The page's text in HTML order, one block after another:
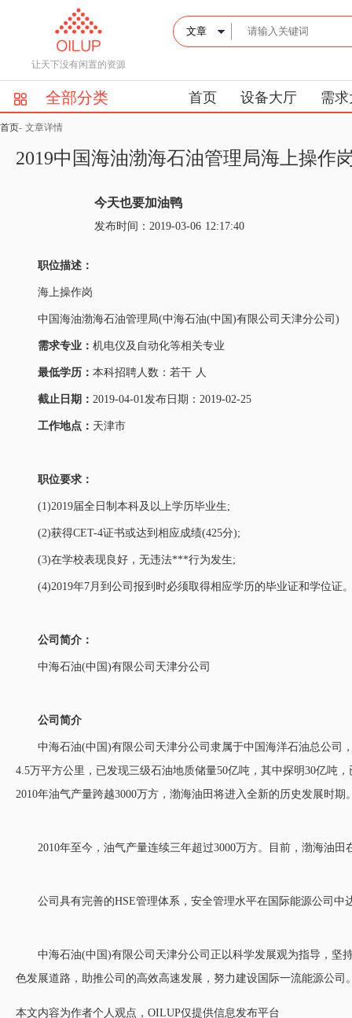
让天下没有闲置的资源
全部分类 首页 设备大厅 需
首页- 文章详情
2019中国海油渤海石油管理局海上操作
今天也要加油鸭
发布时间：2019-03-06 12:17:40
职位描述：
海上操作岗
中国海油渤海石油管理局(中海石油(中国)有限公司天津分公司)
需求专业： 机电仪及自动化等相关专业
最低学历： 本科招聘人数：若干 人
截止日期： 2019-04-01发布日期：2019-02-25
工作地点： 天津市
职位要求：
(1)2019届全日制本科及以上学历毕业生;
(2)获得CET-4证书或达到相应成绩(425分);
(3)在学校表现良好，无违法***行为发生;
(4)2019年7月到公司报到时必须取得相应学历的毕业证和学位证
公司简介：
中海石油(中国)有限公司天津分公司
公司简介
中海石油(中国)有限公司天津分公司隶属于中国海洋石油总公司
4.5万平方公里，已发现三级石油地质储量50亿吨，其中探明30亿吨
2010年油气产量跨越3000万方，渤海油田将进入全新的历史发展时
2010年至今，油气产量连续三年超过3000万方。目前，渤海油
公司具有完善的HSE管理体系，安全管理水平在国际能源公司
中海石油(中国)有限公司天津分公司正以科学发展观为指导，坚
色发展道路，助推公司的高效高速发展，努力建设国际一流能源公司
本文内容为作者个人观点，OILUP仅提供信息发布平台